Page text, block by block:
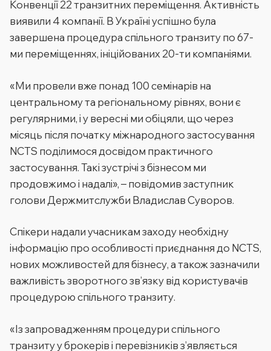
Конвенції 22 транзитних переміщення. Активність
виявили 4 компанії. В Україні успішно була
завершена процедура спільного транзиту по 67-
ми переміщеннях, ініційованих 20-ти компаніями.
«Ми провели вже понад 100 семінарів на
центральному та регіональному рівнях, вони є
регулярними, і у вересні ми обіцяли, що через
місяць після початку міжнародного застосування
NCTS поділимося досвідом практичного
застосування. Такі зустрічі з бізнесом ми
продовжимо і надалі», – повідомив заступник
голови Держмитслужби Владислав Суворов.
Спікери надали учасникам заходу необхідну
інформацію про особливості приєднання до NCTS,
нових можливостей для бізнесу, а також зазначили
важливість зворотного зв’язку від користувачів
процедурою спільного транзиту.
«Із запровадженням процедури спільного
транзиту у брокерів і перевізників з’являється